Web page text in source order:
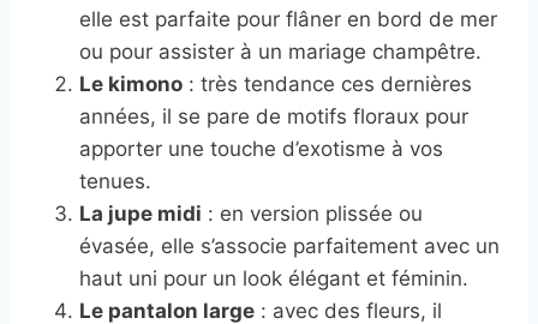
elle est parfaite pour flâner en bord de mer
ou pour assister à un mariage champêtre.
Le kimono : très tendance ces dernières
années, il se pare de motifs floraux pour
apporter une touche d’exotisme à vos
tenues.
La jupe midi : en version plissée ou
évasée, elle s’associe parfaitement avec un
haut uni pour un look élégant et féminin.
Le pantalon large : avec des fleurs, il